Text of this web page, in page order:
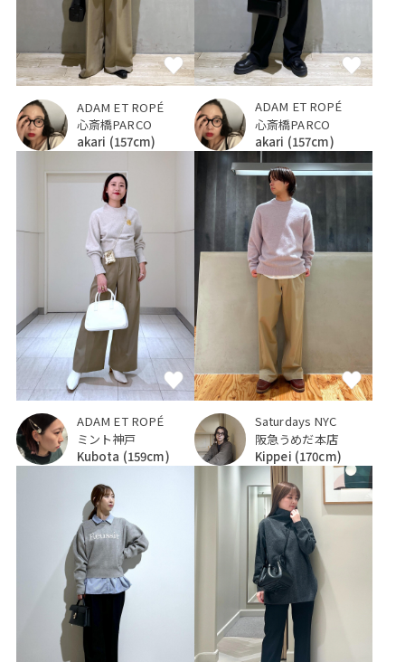
ADAM ET ROPÉ
心斎橋PARCO
akari (157cm)
ADAM ET ROPÉ
心斎橋PARCO
akari (157cm)
ADAM ET ROPÉ
ミント神戸
Kubota (159cm)
Saturdays NYC
阪急うめだ本店
Kippei (170cm)